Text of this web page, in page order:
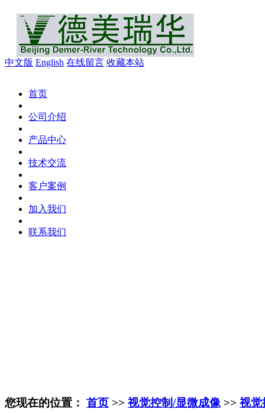
中文版 English 在线留言 收藏本站
首页
公司介绍
产品中心
技术交流
客户案例
加入我们
联系我们
您现在的位置： 首页 >> 视觉控制/显微成像 >> 视觉